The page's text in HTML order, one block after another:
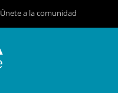
Únete a la comunidad